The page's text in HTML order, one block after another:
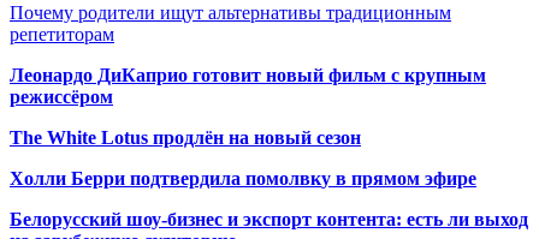
Почему родители ищут альтернативы традиционным
репетиторам
Леонардо ДиКаприо готовит новый фильм с крупным
режиссёром
The White Lotus продлён на новый сезон
Холли Берри подтвердила помолвку в прямом эфире
Белорусский шоу-бизнес и экспорт контента: есть ли выход